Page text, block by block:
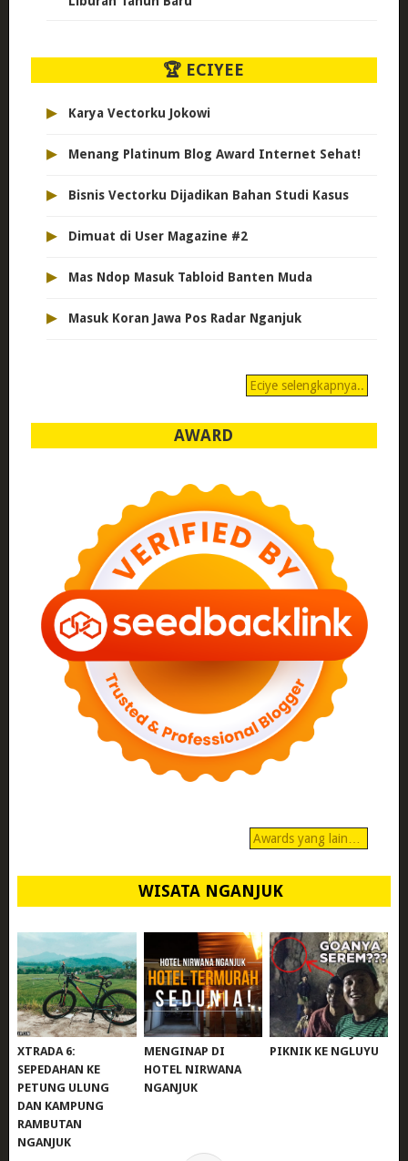
🏆 ECIYEE
▸ Karya Vectorku Jokowi
▸ Menang Platinum Blog Award Internet Sehat!
▸ Bisnis Vectorku Dijadikan Bahan Studi Kasus
▸ Dimuat di User Magazine #2
▸ Mas Ndop Masuk Tabloid Banten Muda
▸ Masuk Koran Jawa Pos Radar Nganjuk
Eciye selengkapnya..
AWARD
Awards yang lain…
WISATA NGANJUK
REVIEW POLYGON
XTRADA 6:
SEPEDAHAN KE
PETUNG ULUNG
DAN KAMPUNG
RAMBUTAN
NGANJUK
MURAH BANGET!
MENGINAP DI
HOTEL NIRWANA
NGANJUK
WISATA NGANJUK:
PIKNIK KE NGLUYU